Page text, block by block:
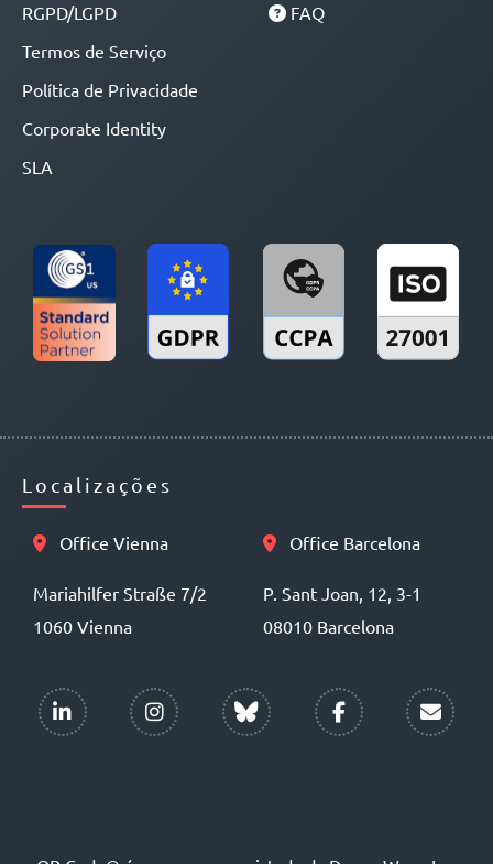
RGPD/LGPD
Termos de Serviço
Política de Privacidade
Corporate Identity
SLA
FAQ
Localizações
Office Vienna
Mariahilfer Straße 7/2
1060 Vienna
Office Barcelona
P. Sant Joan, 12, 3-1
08010 Barcelona